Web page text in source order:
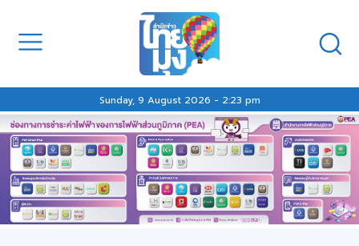
Sunday, 9 August 2026 - 2:23 pm